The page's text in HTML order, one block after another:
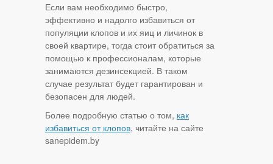
Если вам необходимо быстро,
эффективно и надолго избавиться от
популяции клопов и их яиц и личинок в
своей квартире, тогда стоит обратиться за
помощью к профессионалам, которые
занимаются дезинсекцией. В таком
случае результат будет гарантирован и
безопасен для людей.
Более подробную статью о том, как
избавиться от клопов, читайте на сайте
sanepidem.by